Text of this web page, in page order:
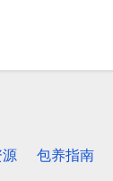
源 包养指南